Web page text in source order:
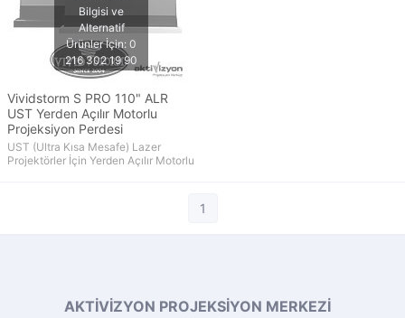
Vividstorm S PRO 110" ALR
UST Yerden Açılır Motorlu
Projeksiyon Perdesi
UST (Ultra Kısa Mesafe) Lazer
Projektörler İçin Yerden Açılır Motorlu
1
AKTİVİZYON PROJEKSİYON MERKEZİ